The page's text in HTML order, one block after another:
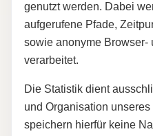
genutzt werden. Dabei
aufgerufene Pfade,
sowie anonyme Browser-
verarbeitet.
Die Statistik dient
und Organisation
speichern hierfür keine